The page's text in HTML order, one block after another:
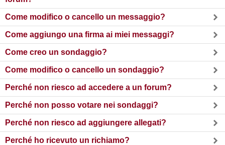
Come modifico o cancello un messaggio?
Come aggiungo una firma ai miei messaggi?
Come creo un sondaggio?
Come modifico o cancello un sondaggio?
Perché non riesco ad accedere a un forum?
Perché non posso votare nei sondaggi?
Perché non riesco ad aggiungere allegati?
Perché ho ricevuto un richiamo?